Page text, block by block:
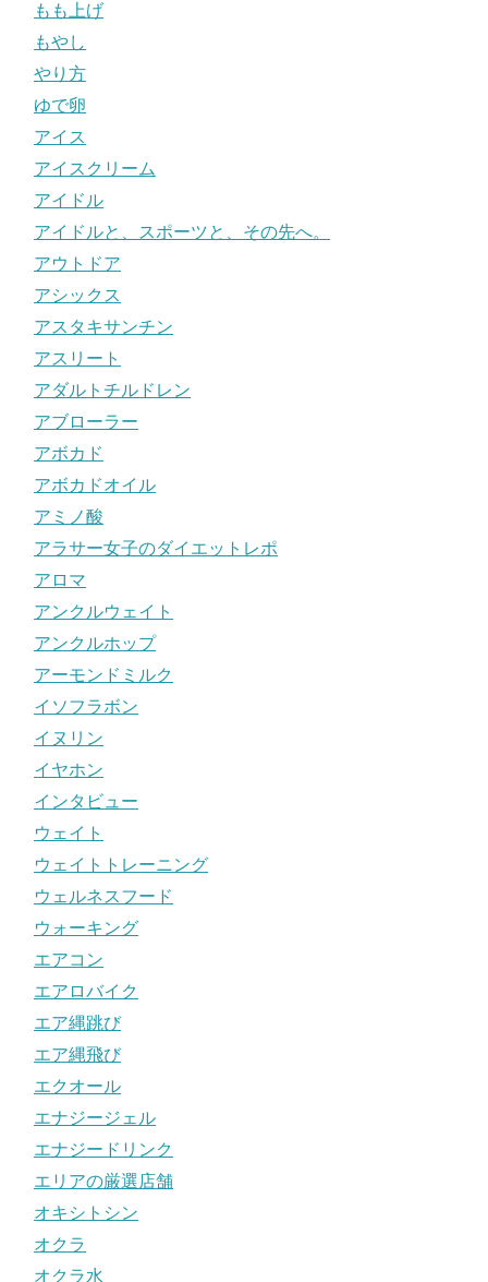
もも上げ
もやし
やり方
ゆで卵
アイス
アイスクリーム
アイドル
アイドルと、スポーツと、その先へ。
アウトドア
アシックス
アスタキサンチン
アスリート
アダルトチルドレン
アブローラー
アボカド
アボカドオイル
アミノ酸
アラサー女子のダイエットレポ
アロマ
アンクルウェイト
アンクルホップ
アーモンドミルク
イソフラボン
イヌリン
イヤホン
インタビュー
ウェイト
ウェイトトレーニング
ウェルネスフード
ウォーキング
エアコン
エアロバイク
エア縄跳び
エア縄飛び
エクオール
エナジージェル
エナジードリンク
エリアの厳選店舗
オキシトシン
オクラ
オクラ水